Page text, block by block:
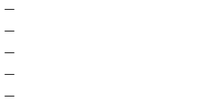
—
—
—
—
—